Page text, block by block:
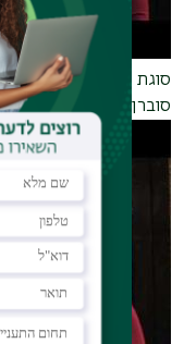
סוגת ה׳שיח
סוברן, אוניברסיטת תל-